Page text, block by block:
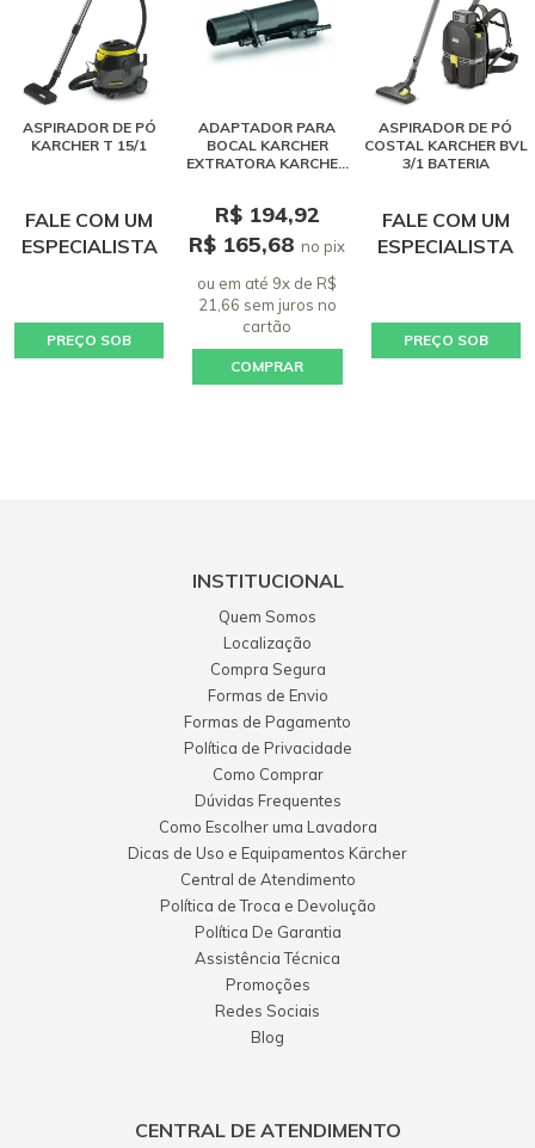
ASPIRADOR DE PÓ
KARCHER T 15/1
FALE COM UM
ESPECIALISTA
PREÇO SOB
ADAPTADOR PARA
BOCAL KARCHER
EXTRATORA KARCHER
R$ 194,92
R$ 165,68no pix
ou em até 9x de R$
21,66 sem juros no
cartão
COMPRAR
ASPIRADOR DE PÓ
COSTAL KARCHER BVL
3/1 BATERIA
FALE COM UM
ESPECIALISTA
PREÇO SOB
INSTITUCIONAL
Quem Somos
Localização
Compra Segura
Formas de Envio
Formas de Pagamento
Política de Privacidade
Como Comprar
Dúvidas Frequentes
Como Escolher uma Lavadora
Dicas de Uso e Equipamentos Kärcher
Central de Atendimento
Política de Troca e Devolução
Política De Garantia
Assistência Técnica
Promoções
Redes Sociais
Blog
CENTRAL DE ATENDIMENTO